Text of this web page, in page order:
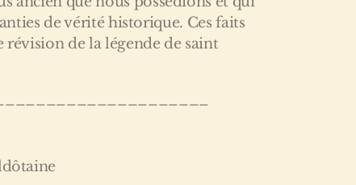
de vérité historique. Ces faits
révision de la légende de saint